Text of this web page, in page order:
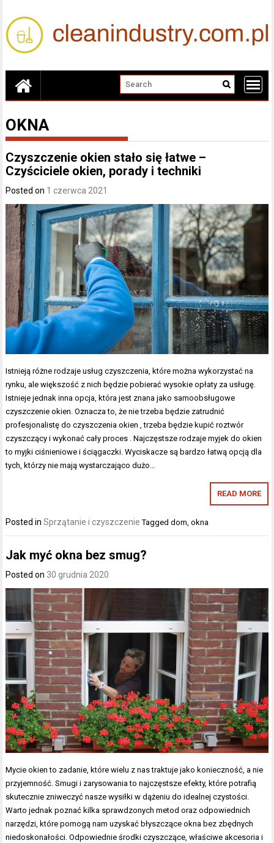
content
OKNA
Czyszczenie okien stało się łatwe –
Czyściciele okien, porady i techniki
Posted on 1 czerwca 2021
Istnieją różne rodzaje usług czyszczenia, które można wykorzystać na
rynku, ale większość z nich będzie pobierać wysokie opłaty za usługę.
Istnieje jednak inna opcja, która jest znana jako samoobsługowe
czyszczenie okien. Oznacza to, że nie trzeba będzie zatrudnić
profesjonalistę do czyszczenia okien , trzeba będzie kupić roztwór
czyszczący i wykonać cały proces . Najczęstsze rodzaje myjek do okien
to myjki ciśnieniowe i ściągaczki. Wyciskacze są bardzo łatwą opcją dla
tych, którzy nie mają wystarczająco dużo…
READ MORE
Posted inSprzątanie i czyszczenie Taggeddom,okna
Jak myć okna bez smug?
Posted on 30 grudnia 2020
Mycie okien to zadanie, które wielu z nas traktuje jako konieczność, a nie
przyjemność. Smugi i zarysowania to najczęstsze efekty, które potrafią
skutecznie zniweczyć nasze wysiłki w dążeniu do idealnej czystości.
Warto jednak poznać kilka sprawdzonych metod oraz odpowiednich
narzędzi, które pomogą nam uzyskać błyszczące okna bez zbędnych
niedoskonałości. Odpowiednie środki czyszczące, właściwe akcesoria i